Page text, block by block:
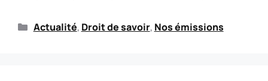
Actualité, Droit de savoir, Nos émissions